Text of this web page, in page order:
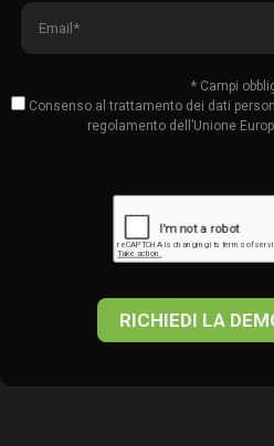
* Campi
Consenso al trattamento dei dati
regolamento dell’Unione
RICHIEDI LA